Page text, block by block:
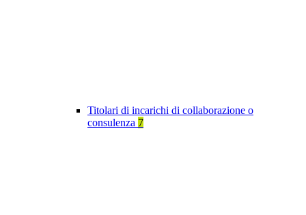
Titolari di incarichi di collaborazione o
consulenza 7